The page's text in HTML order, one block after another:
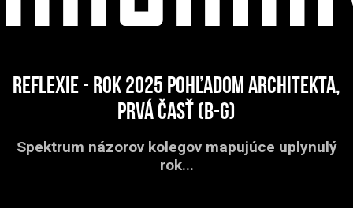
Reflexie - rok 2025 pohľadom architekta,
prvá časť (B-G)
Spektrum názorov kolegov mapujúce uplynulý
rok...